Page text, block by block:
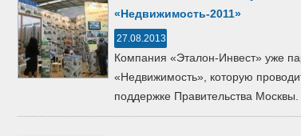
«Недвижимость-2011»
27.08.2013
Компания «Эталон-Инвест» уже
«Недвижимость», которую
поддержке Правительства Москвы.